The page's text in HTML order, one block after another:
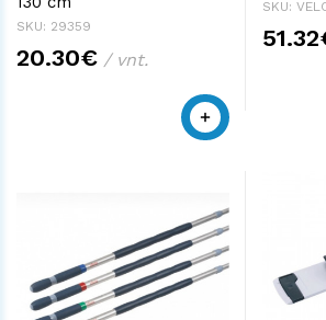
SKU: 29359
20.30€ / vnt.
SKU: